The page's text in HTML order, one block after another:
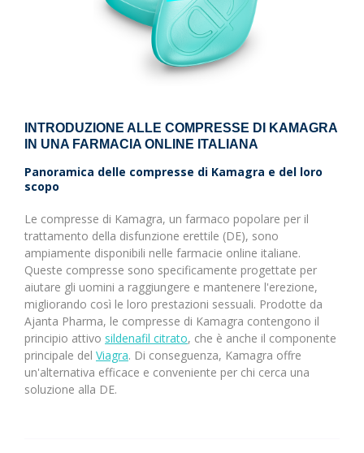
INTRODUZIONE ALLE COMPRESSE DI KAMAGRA
IN UNA FARMACIA ONLINE ITALIANA
Panoramica delle compresse di Kamagra e del loro
scopo
Le compresse di Kamagra, un farmaco popolare per il
trattamento della disfunzione erettile (DE), sono
ampiamente disponibili nelle farmacie online italiane.
Queste compresse sono specificamente progettate per
aiutare gli uomini a raggiungere e mantenere l'erezione,
migliorando così le loro prestazioni sessuali. Prodotte da
Ajanta Pharma, le compresse di Kamagra contengono il
principio attivo sildenafil citrato, che è anche il componente
principale del Viagra. Di conseguenza, Kamagra offre
un'alternativa efficace e conveniente per chi cerca una
soluzione alla DE.